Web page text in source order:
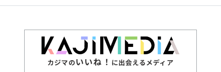
カジマのいいね！ に出会えるメディア